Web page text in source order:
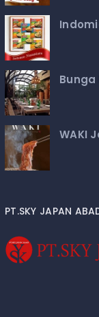
Bunga
WAKI
PT.SKY JAPAN